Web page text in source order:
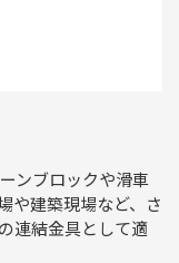
ンブロックや滑車
や建築現場など、さ
連結金具として適